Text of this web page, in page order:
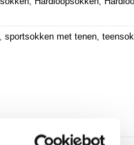
, sportsokken met tenen,